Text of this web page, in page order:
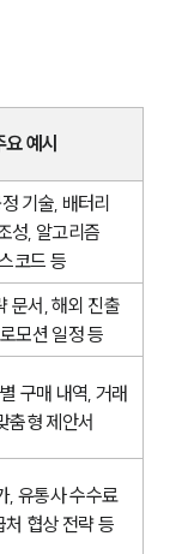
요 예시
기술, 배터리
성, 알고리즘
코드 등
문서, 해외 진출
모션 일정 등
구매 내역, 거래
춤형 제안서
, 유통사 수수료
처 협상 전략 등